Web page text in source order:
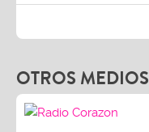
OTROS MEDIOS